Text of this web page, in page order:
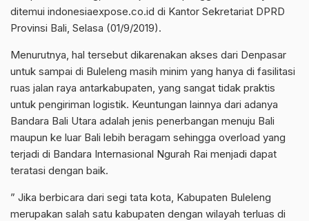
ditemui indonesiaexpose.co.id di Kantor Sekretariat DPRD
Provinsi Bali, Selasa (01/9/2019).
Menurutnya, hal tersebut dikarenakan akses dari Denpasar
untuk sampai di Buleleng masih minim yang hanya di fasilitasi
ruas jalan raya antarkabupaten, yang sangat tidak praktis
untuk pengiriman logistik. Keuntungan lainnya dari adanya
Bandara Bali Utara adalah jenis penerbangan menuju Bali
maupun ke luar Bali lebih beragam sehingga overload yang
terjadi di Bandara Internasional Ngurah Rai menjadi dapat
teratasi dengan baik.
” Jika berbicara dari segi tata kota, Kabupaten Buleleng
merupakan salah satu kabupaten dengan wilayah terluas di